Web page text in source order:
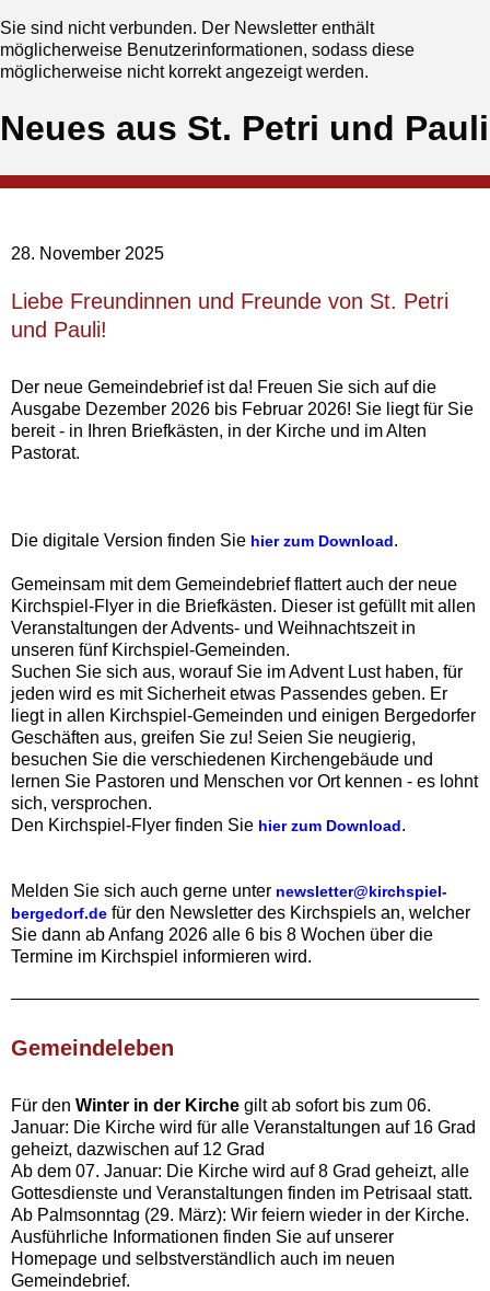
Sie sind nicht verbunden. Der Newsletter enthält
möglicherweise Benutzerinformationen, sodass diese
möglicherweise nicht korrekt angezeigt werden.
Neues aus St. Petri und Pauli
28. November 2025
‍Liebe Freundinnen und Freunde von St. Petri
und Pauli!
Der neue Gemeindebrief ist da!‍ Freuen Sie sich auf die
Ausgabe Dezember 2026 bis Februar 2026! Sie liegt für Sie
bereit - in Ihren Briefkästen, in der Kirche und im Alten
Pastorat.
Die digitale Version finden Sie hier zum Download.‍‍
Gemeinsam mit dem Gemeindebrief flattert auch der neue
Kirchspiel-Flyer in die Briefkästen. Dieser ist gefüllt mit allen
Veranstaltungen der Advents- und Weihnachtszeit in
unseren fünf Kirchspiel-Gemeinden.
Suchen Sie sich aus, worauf Sie im Advent Lust haben, für
jeden wird es mit Sicherheit etwas Passendes geben. Er
liegt in allen Kirchspiel-Gemeinden und einigen Bergedorfer
Geschäften aus, greifen Sie zu! Seien Sie neugierig,
besuchen Sie die verschiedenen Kirchengebäude und
lernen Sie Pastoren und Menschen vor Ort kennen - es lohnt
sich, versprochen.
Den Kirchspiel-Flyer finden Sie hier zum Download.‍‍
Melden Sie sich auch gerne unter newsletter@kirchspiel-
bergedorf.de für den Newsletter des Kirchspiels an, welcher
Sie dann ab Anfang 2026 alle 6 bis 8 Wochen über die
Termine im Kirchspiel informieren wird.‍
Gemeindeleben‍
Für den Winter in der Kirche gilt ab sofort bis zum 06.
Januar: Die Kirche wird für alle Veranstaltungen auf 16 Grad
geheizt, dazwischen auf 12 Grad
Ab dem 07. Januar: Die Kirche wird auf 8 Grad geheizt, alle
Gottesdienste und Veranstaltungen finden im Petrisaal statt.
Ab Palmsonntag (29. März): Wir feiern wieder in der Kirche.
Ausführliche Informationen finden Sie auf unserer
Homepage und selbstverständlich auch im neuen
Gemeindebrief.